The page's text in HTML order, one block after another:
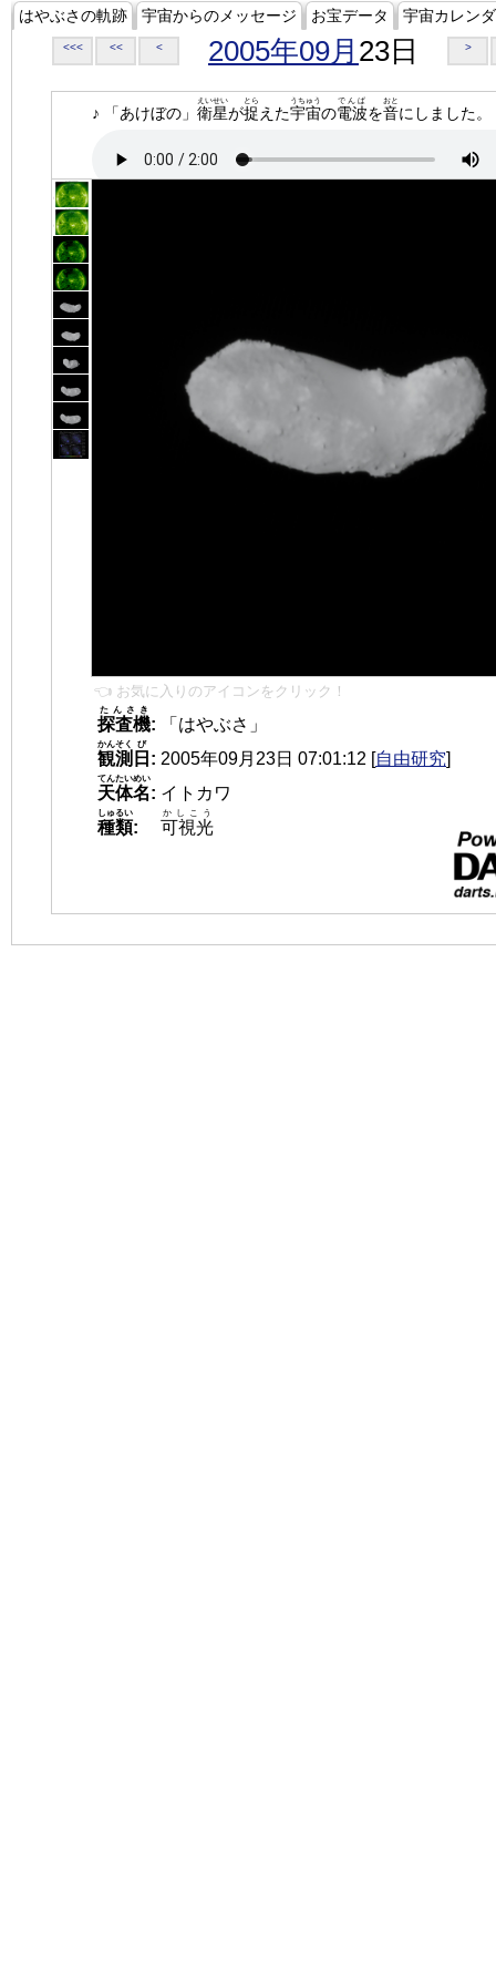
はやぶさの軌跡 宇宙からのメッセージ お宝データ 宇宙カレン
<<< << < 2005年09月 23日 >
♪ 「あけぼの」 衛星
えいせい
が捉
とら
えた宇宙
うちゅう
の電波
でんぱ
を音
おと
にしました。
👈 お気に入りのアイコンをクリック！
探査機
たんさき
:
「はやぶさ」
観測
かんそく
日
び
: 2005年09月23日 07:01:12 [自由研究]
天体名
てんたいめい
: イトカワ
種類
しゅるい
: 可視光
かしこう